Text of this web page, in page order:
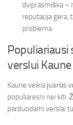
dviprasmiška –
reputacija gera,
problema.
verslui Kaune
Kaune veikia įvairūs
populiaresni nei kiti.
parduodami verslai